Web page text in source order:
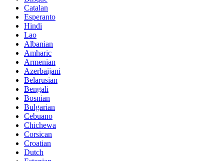
Catalan
Esperanto
Hindi
Lao
Albanian
Amharic
Armenian
Azerbaijani
Belarusian
Bengali
Bosnian
Bulgarian
Cebuano
Chichewa
Corsican
Croatian
Dutch